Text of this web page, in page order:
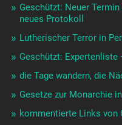
Geschützt: Neuer
neues Protokoll
Lutherischer Terror in
Geschützt:
die Tage wandern, die
Gesetze zur Monarchie
kommentierte Links von